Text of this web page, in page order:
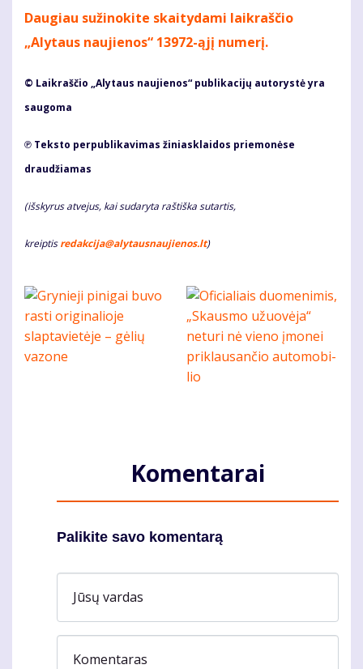
Daugiau sužinokite skaitydami laikraščio
„Alytaus naujienos“ 13972-ąjį numerį.
© Laikraščio „Alytaus naujienos“ publikacijų autorystė yra
saugoma
℗ Teksto perpublikavimas žiniasklaidos priemonėse
draudžiamas
(išskyrus atvejus, kai sudaryta raštiška sutartis,
kreiptisredakcija@alytausnaujienos.lt)
Komentarai
Palikite savo komentarą
Jūsų vardas
Komentaras